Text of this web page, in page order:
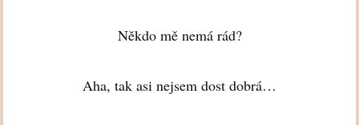
Někdo mě nemá rád?
Aha, tak asi nejsem dost dobrá…